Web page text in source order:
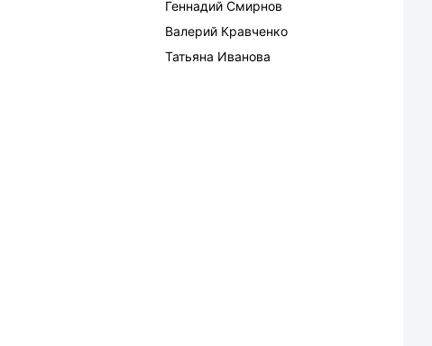
Геннадий Смирнов
Валерий Кравченко
Татьяна Иванова